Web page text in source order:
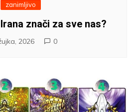
zanimljivo
znači za sve nas?
2026 0